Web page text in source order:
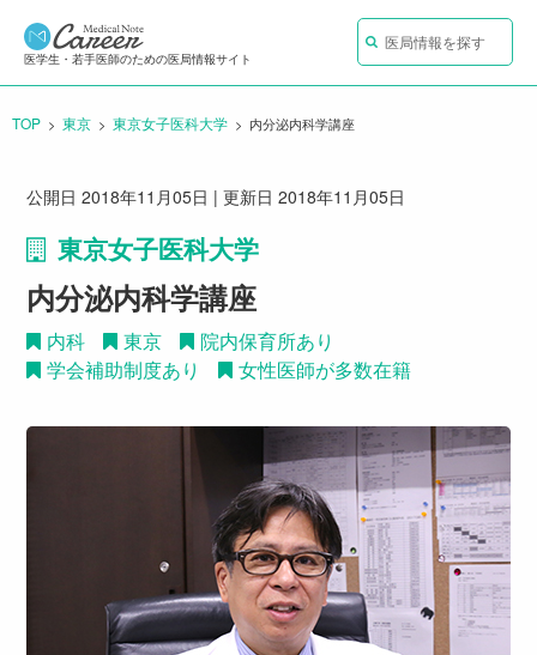
医学生・若手医師のための医局情報サイト
医局情報を探す
TOP 東京 東京女子医科大学 CURRENT:
内分泌内科学講座
公開日 2018年11月05日 | 更新日 2018年11月05日
東京女子医科大学
内分泌内科学講座
内科 東京
院内保育所あり
学会補助制度あり
女性医師が多数在籍